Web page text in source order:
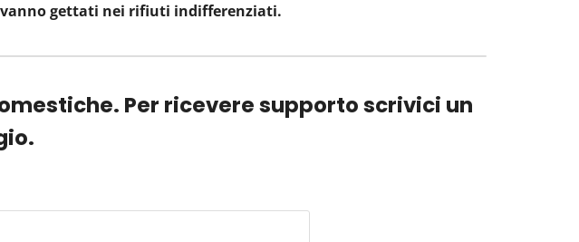
vanno gettati nei rifiuti indifferenziati.
Per ricevere supporto scrivici un